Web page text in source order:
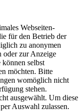
Webseiten-
für den Betrieb der
zu anonymen
oder zur Anzeige
selbst
möchten. Bitte
womöglich nicht
stehen.
ausgewählt. Um diese
Auswahl zulassen.